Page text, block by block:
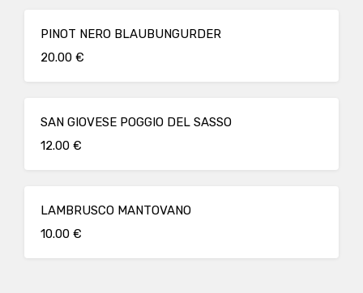
PINOT NERO BLAUBUNGURDER
20.00 €
SAN GIOVESE POGGIO DEL SASSO
12.00 €
LAMBRUSCO MANTOVANO
10.00 €